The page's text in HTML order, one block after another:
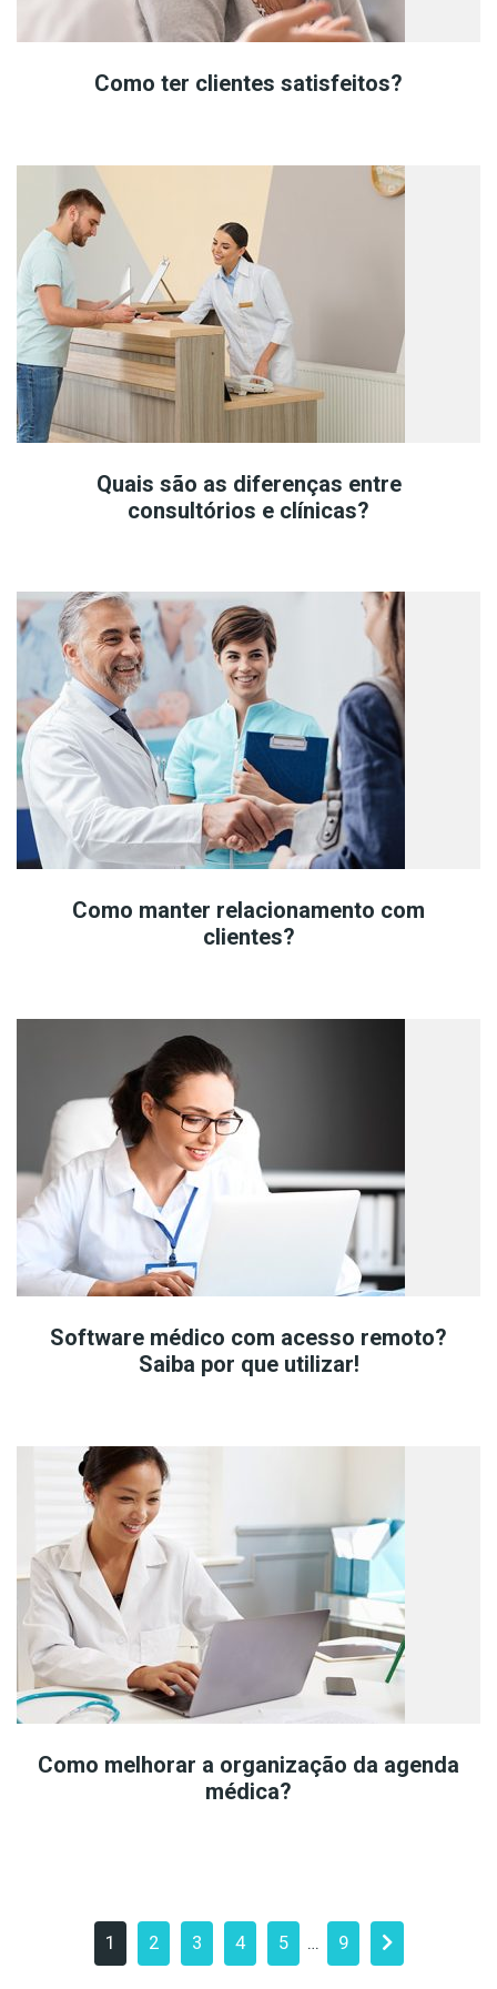
Como ter clientes satisfeitos?
Quais são as diferenças entre
consultórios e clínicas?
Como manter relacionamento com
clientes?
Software médico com acesso remoto?
Saiba por que utilizar!
Como melhorar a organização da agenda
médica?
Navegação
Page
1 Page
2 Page
3 Page
4 Page
5 … Page
9